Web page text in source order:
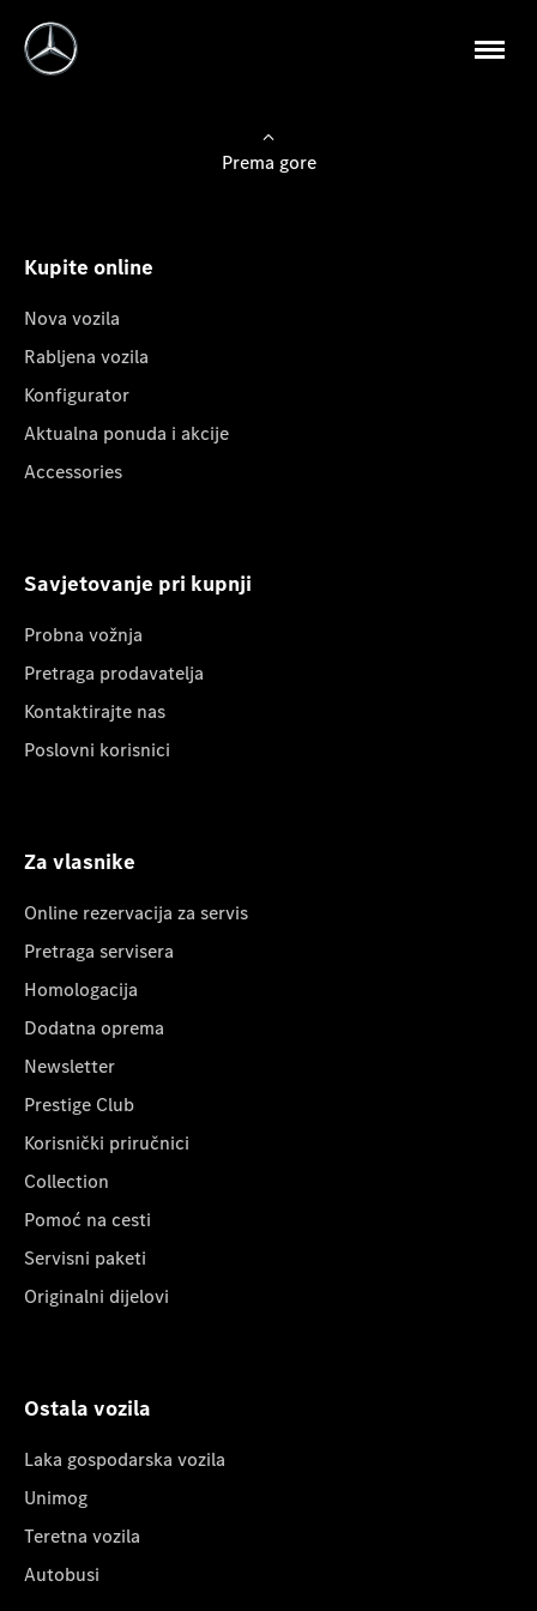
Prema gore
Kupite online
Nova vozila
Rabljena vozila
Konfigurator
Aktualna ponuda i akcije
Accessories
Savjetovanje pri kupnji
Probna vožnja
Pretraga prodavatelja
Kontaktirajte nas
Poslovni korisnici
Za vlasnike
Online rezervacija za servis
Pretraga servisera
Homologacija
Dodatna oprema
Newsletter
Prestige Club
Korisnički priručnici
Collection
Pomoć na cesti
Servisni paketi
Originalni dijelovi
Ostala vozila
Laka gospodarska vozila
Unimog
Teretna vozila
Autobusi